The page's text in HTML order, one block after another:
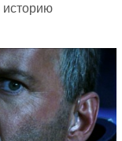
историю